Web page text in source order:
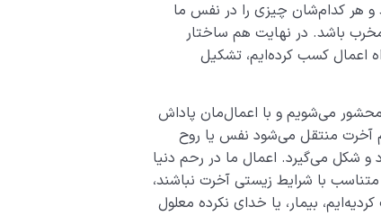
و هر کدام‌شان چیزی را در نفس ما
باشد. در نهایت هم ساختار
اعمال کسب کرده‌ایم، تشکیل
می‌شویم و با اعمال‌مان پاداش
آخرت منتقل می‌شود نفس یا روح
می‌گیرد. اعمال ما در رحم دنیا
متناسب با شرایط زیستی آخرت نباشند،
بیمار، یا خدای نکرده معلول